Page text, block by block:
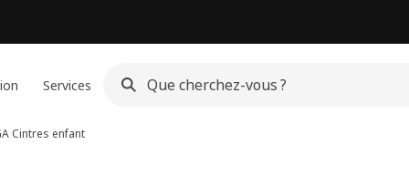
Services
Cintres enfant